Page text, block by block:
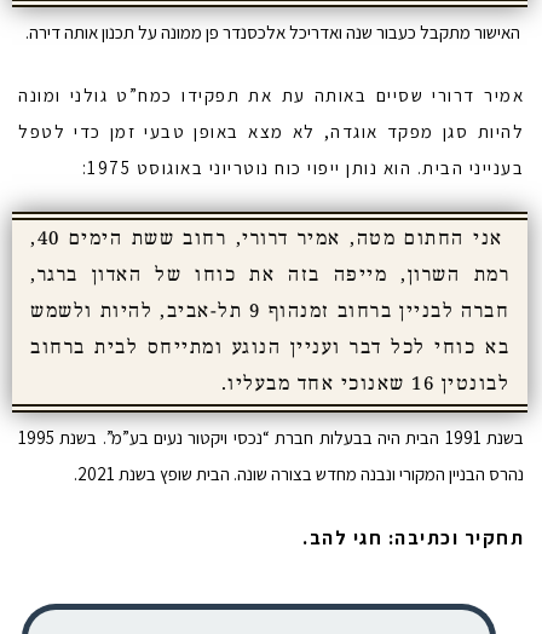
האישור מתקבל כעבור שנה ואדריכל אלכסנדר פן ממונה על תכנון אותה דירה.
אמיר דרורי שסיים באותה עת את תפקידו כמח”ט גולני ומונה
להיות סגן מפקד אוגדה, לא מצא באופן טבעי זמן כדי לטפל
בענייני הבית. הוא נותן ייפוי כוח נוטריוני באוגוסט 1975:
אני החתום מטה, אמיר דרורי, רחוב ששת הימים 40,
רמת השרון, מייפה בזה את כוחו של האדון ברגר,
חברה לבניין ברחוב זמנהוף 9 תל-אביב, להיות ולשמש
בא כוחי לכל דבר ועניין הנוגע ומתייחס לבית ברחוב
לבונטין 16 שאנוכי אחד מבעליו.
בשנת 1991 הבית היה בבעלות חברת “נכסי ויקטור נעים בע”מ”. בשנת 1995
נהרס הבניין המקורי ונבנה מחדש בצורה שונה. הבית שופץ בשנת 2021.
תחקיר וכתיבה: חגי להב.